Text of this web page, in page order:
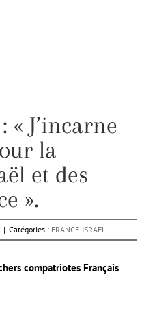
« J’incarne
la
et des
».
| Catégories : FRANCE-ISRAEL
compatriotes Français